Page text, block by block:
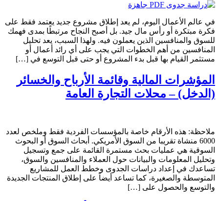
في عالم الأعمال اليوم، لم يعد إطلاق مشروع جديد يعتمد فقط على
فكرة مبتكرة أو رأس مال جيد. بل أصبح النجاح مرتبطًا بمدى فهمك
للسوق والمنافسين الذين يعملون فيه. ولهذا السبب، يعد تحليل
المنافسين من أهم الخطوات التي يجب على أي رائد أعمال أو
مستثمر القيام بها قبل بدء المشروع أو حتى قبل التوسع في […]
المؤشرات المالية وقائمة الأرباح والخسائر
(الدخل) – محلات التجارة العامة
ملاحظة: هذه الأرقام خاصة بالمؤسسات الفردية فقط وملخص لعدد
6000 منشاة تقريبا من السوق الأمريكي. أبحاث السوق أو البحوث
السوقية هي عمليات بحث مستمرة القائمة على جمع وتسجيل
وتحليل المعلومات والبيانات حول العملاء والمنافسين والسوق،
تساعدك في إعداد دراسات الجدوى وخطط العمل للمشاريع
المتوسطة والصغيرة، كما تساعد أيضاً على إطلاق المنتجات الجديدة
والتوسع والحصول على […]